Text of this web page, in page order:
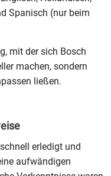
Spanisch (nur beim
mit der sich Bosch
machen, sondern
ließen.
erledigt und
aufwändigen